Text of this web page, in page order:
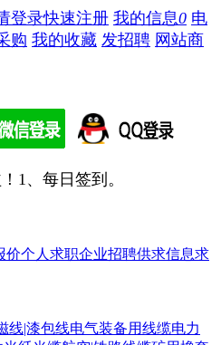
登录快速注册 我的信息0 电
购 我的收藏 发招聘 网站商
1、每日签到。
价个人求职企业招聘供求信息求
线|漆包线电气装备用线缆电力